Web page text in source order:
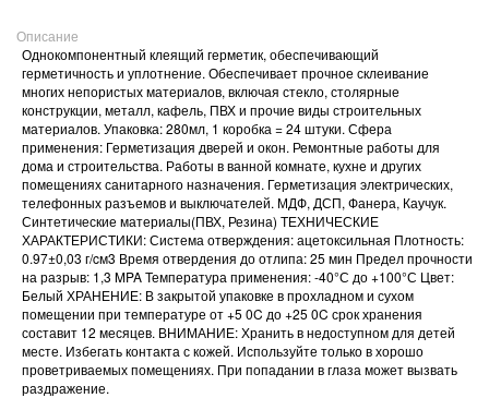
Описание
Однокомпонентный клеящий герметик, обеспечивающий
герметичность и уплотнение. Обеспечивает прочное склеивание
многих непористых материалов, включая стекло, столярные
конструкции, металл, кафель, ПВХ и прочие виды строительных
материалов. Упаковка: 280мл, 1 коробка = 24 штуки. Сфера
применения: Герметизация дверей и окон. Ремонтные работы для
дома и строительства. Работы в ванной комнате, кухне и других
помещениях санитарного назначения. Герметизация электрических,
телефонных разъемов и выключателей. МДФ, ДСП, Фанера, Каучук.
Синтетические материалы(ПВХ, Резина) ТЕХНИЧЕСКИЕ
ХАРАКТЕРИСТИКИ: Система отверждения: ацетоксильная Плотность:
0.97±0,03 г/cм3 Время отвердения до отлипа: 25 мин Предел прочности
на разрыв: 1,3 MPA Температура применения: -40°С до +100°С Цвет:
Белый ХРАНЕНИЕ: В закрытой упаковке в прохладном и сухом
помещении при температуре от +5 0C до +25 0C срок хранения
составит 12 месяцев. ВНИМАНИЕ: Хранить в недоступном для детей
месте. Избегать контакта с кожей. Используйте только в хорошо
проветриваемых помещениях. При попадании в глаза может вызвать
раздражение.